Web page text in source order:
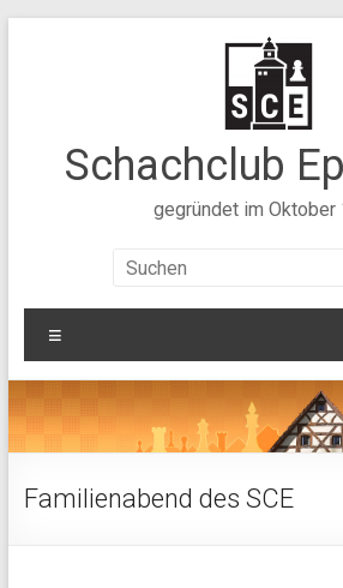
Schachclub
gegründet im Oktober
Familienabend des SCE